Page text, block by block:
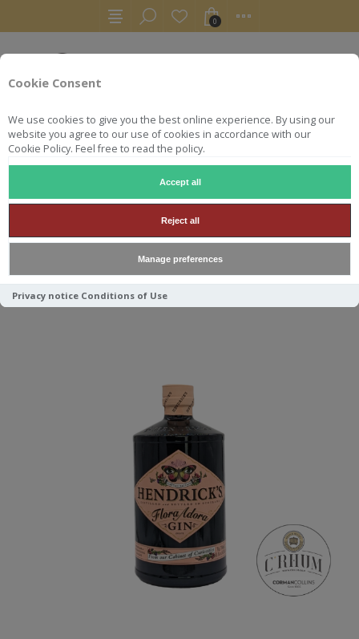
Cookie Consent
We use cookies to give you the best online experience. By using our
website you agree to our use of cookies in accordance with our
Cookie Policy. Feel free to read the policy.
Accept all
Reject all
Manage preferences
Privacy notice Conditions of Use
0
HENDRICKS FLORA ADORA
70CL 43.4°